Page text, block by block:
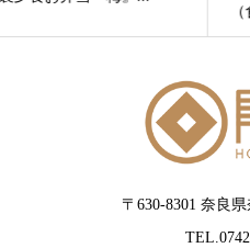
〒630-8301 奈良